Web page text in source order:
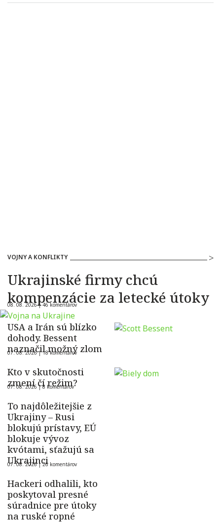
VOJNY A KONFLIKTY
Ukrajinské firmy chcú
kompenzácie za letecké útoky
08. 08. 2026 |46 komentárov
USA a Irán sú blízko
dohody. Bessent
naznačil možný zlom
07. 08. 2026 |18 komentárov
Kto v skutočnosti
zmení čí režim?
07. 08. 2026 |8 komentárov
To najdôležitejšie z
Ukrajiny – Rusi
blokujú prístavy, EÚ
blokuje vývoz
kvótami, sťažujú sa
Ukrajinci
07. 08. 2026 |26 komentárov
Hackeri odhalili, kto
poskytoval presné
súradnice pre útoky
na ruské ropné